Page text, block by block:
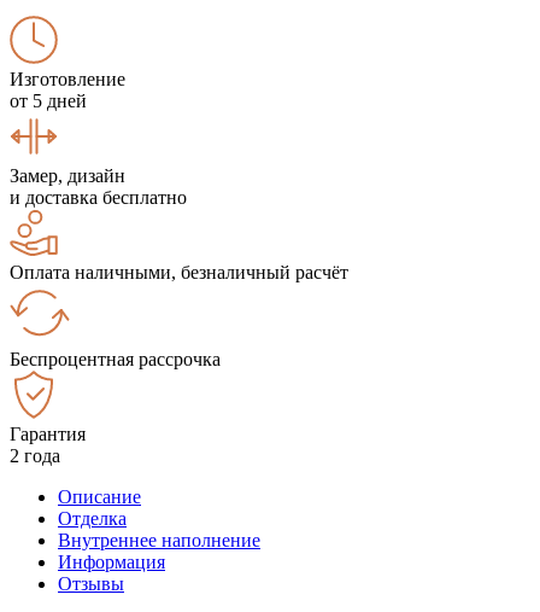
Изготовление
от 5 дней
Замер, дизайн
и доставка бесплатно
Оплата наличными, безналичный расчёт
Беспроцентная рассрочка
Гарантия
2 года
Описание
Отделка
Внутреннее наполнение
Информация
Отзывы